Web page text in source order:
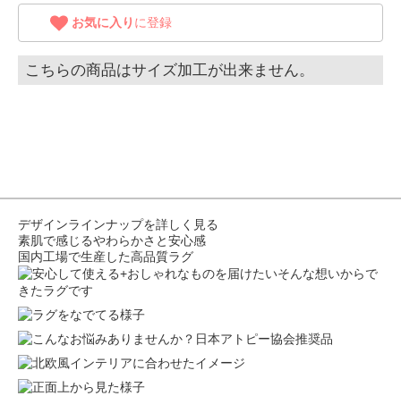
お気に入り に登録
こちらの商品はサイズ加工が出来ません。
デザインラインナップを詳しく見る
素肌で感じるやわらかさと安心感
国内工場で生産した高品質ラグ